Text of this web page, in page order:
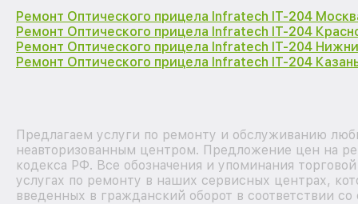
Ремонт Оптического прицела Infratech IT-204
Ремонт Оптического прицела Infratech IT-204
Ремонт Оптического прицела Infratech IT-204
Ремонт Оптического прицела Infratech IT-204
Предлагаем услуги по ремонту и обслуживанию
неавторизованным центром. Предложение цен на
кодекса РФ. Все обозначения и упоминания
услугах по ремонту в наших сервисных центрах,
введенных в гражданский оборот в соответствии